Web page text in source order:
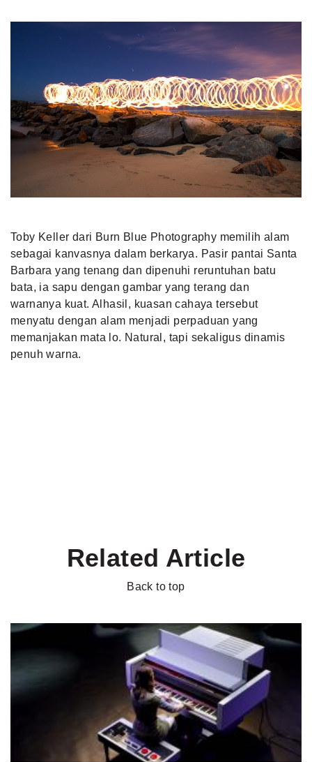
Toby Keller dari Burn Blue Photography memilih alam
sebagai kanvasnya dalam berkarya. Pasir pantai Santa
Barbara yang tenang dan dipenuhi reruntuhan batu
bata, ia sapu dengan gambar yang terang dan
warnanya kuat. Alhasil, kuasan cahaya tersebut
menyatu dengan alam menjadi perpaduan yang
memanjakan mata lo. Natural, tapi sekaligus dinamis
penuh warna.
Related Article
Back to top